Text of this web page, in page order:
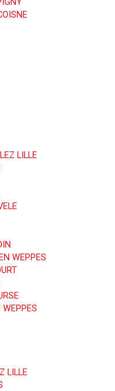
LILLE
WEPPES
LILLE